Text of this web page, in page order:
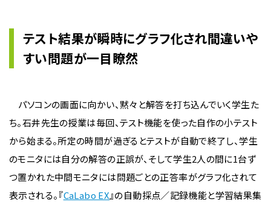
テスト結果が瞬時にグラフ化され間違いや
すい問題が一目瞭然
パソコンの画面に向かい、黙々と解答を打ち込んでいく学生た
ち。石井先生の授業は毎回、テスト機能を使った自作の小テスト
から始まる。所定の時間が過ぎるとテストが自動で終了し、学生
のモニタには自分の解答の正誤が、そして学生2人の間に1台ず
つ置かれた中間モニタには問題ごとの正答率がグラフ化されて
表示される。『CaLabo EX』の自動採点／記録機能と学習結果集